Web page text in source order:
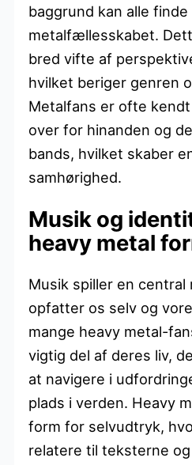
baggrund kan alle finde
metalfællesskabet.
bred vifte af
hvilket beriger genren
Metalfans er ofte
over for hinanden og
bands, hvilket skaber
samhørighed.
Musik og
heavy metal
Musik spiller en central
opfatter os selv og
mange heavy metal-
vigtig del af deres liv,
at navigere i
plads i verden. Heavy
form for selvudtryk,
relatere til teksterne